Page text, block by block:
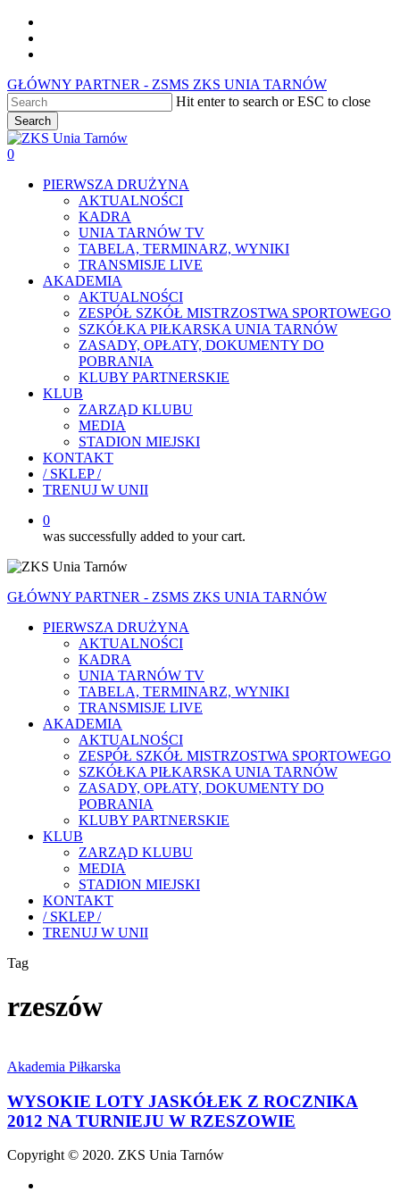
Skip
main
GŁÓWNY PARTNER - ZSMS ZKS UNIA TARNÓW
Hit enter to search or ESC to close
Search
Close
Search
0
PIERWSZA DRUŻYNA
AKTUALNOŚCI
KADRA
UNIA TARNÓW TV
TABELA, TERMINARZ, WYNIKI
TRANSMISJE LIVE
AKADEMIA
AKTUALNOŚCI
ZESPÓŁ SZKÓŁ MISTRZOSTWA SPORTOWEGO
SZKÓŁKA PIŁKARSKA UNIA TARNÓW
ZASADY, OPŁATY, DOKUMENTY DO
POBRANIA
KLUBY PARTNERSKIE
KLUB
ZARZĄD KLUBU
MEDIA
STADION MIEJSKI
KONTAKT
/ SKLEP /
TRENUJ W UNII
0
was successfully added to your cart.
GŁÓWNY PARTNER - ZSMS ZKS UNIA TARNÓW
PIERWSZA DRUŻYNA
AKTUALNOŚCI
KADRA
UNIA TARNÓW TV
TABELA, TERMINARZ, WYNIKI
TRANSMISJE LIVE
AKADEMIA
AKTUALNOŚCI
ZESPÓŁ SZKÓŁ MISTRZOSTWA SPORTOWEGO
SZKÓŁKA PIŁKARSKA UNIA TARNÓW
ZASADY, OPŁATY, DOKUMENTY DO
POBRANIA
KLUBY PARTNERSKIE
KLUB
ZARZĄD KLUBU
MEDIA
STADION MIEJSKI
KONTAKT
/ SKLEP /
TRENUJ W UNII
Tag
rzeszów
LOTY
Z
ROCZNIKA
2012
TURNIEJU
Akademia Piłkarska
WYSOKIE LOTY JASKÓŁEK Z ROCZNIKA
2012 NA TURNIEJU W RZESZOWIE
Copyright © 2020. ZKS Unia Tarnów